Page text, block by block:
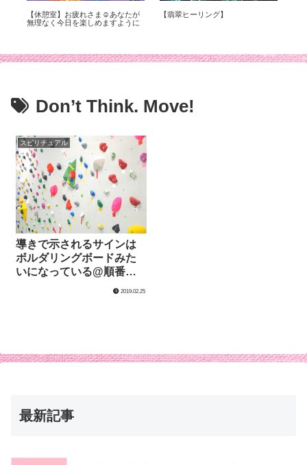
【休憩室】お疲れさま☺︎あなたが
無理なく今日を楽しめますように
【翡翠ヒーリング】
Don’t Think. Move!
スピリチュアル
導きで示されるサインは
ボルダリングボードみた
いになっている@順番通
りが一番安全で安定して2019.02.25
最新記事